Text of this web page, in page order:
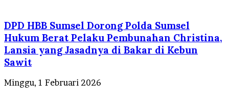
DPD HBB Sumsel Dorong Polda Sumsel
Hukum Berat Pelaku Pembunahan Christina,
Lansia yang Jasadnya di Bakar di Kebun
Sawit
Minggu, 1 Februari 2026